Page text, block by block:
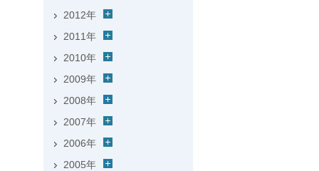
2012年
2011年
2010年
2009年
2008年
2007年
2006年
2005年